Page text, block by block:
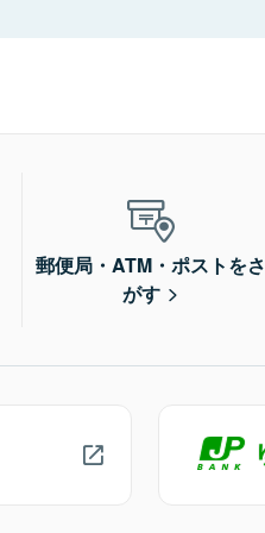
郵便局・ATM・ポストをさ
がす